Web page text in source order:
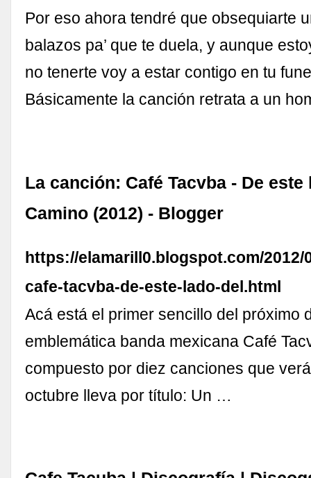
Por eso ahora tendré que obsequiarte
balazos pa’ que te duela, y aunque
no tenerte voy a estar contigo en tu
Básicamente la canción retrata a un
La canción: Café Tacvba - De este
Camino (2012) - Blogger
https://elamarill0.blogspot.com/2012/
cafe-tacvba-de-este-lado-del.html
Acá está el primer sencillo del próximo
emblemática banda mexicana Café
compuesto por diez canciones que
octubre lleva por título: Un …